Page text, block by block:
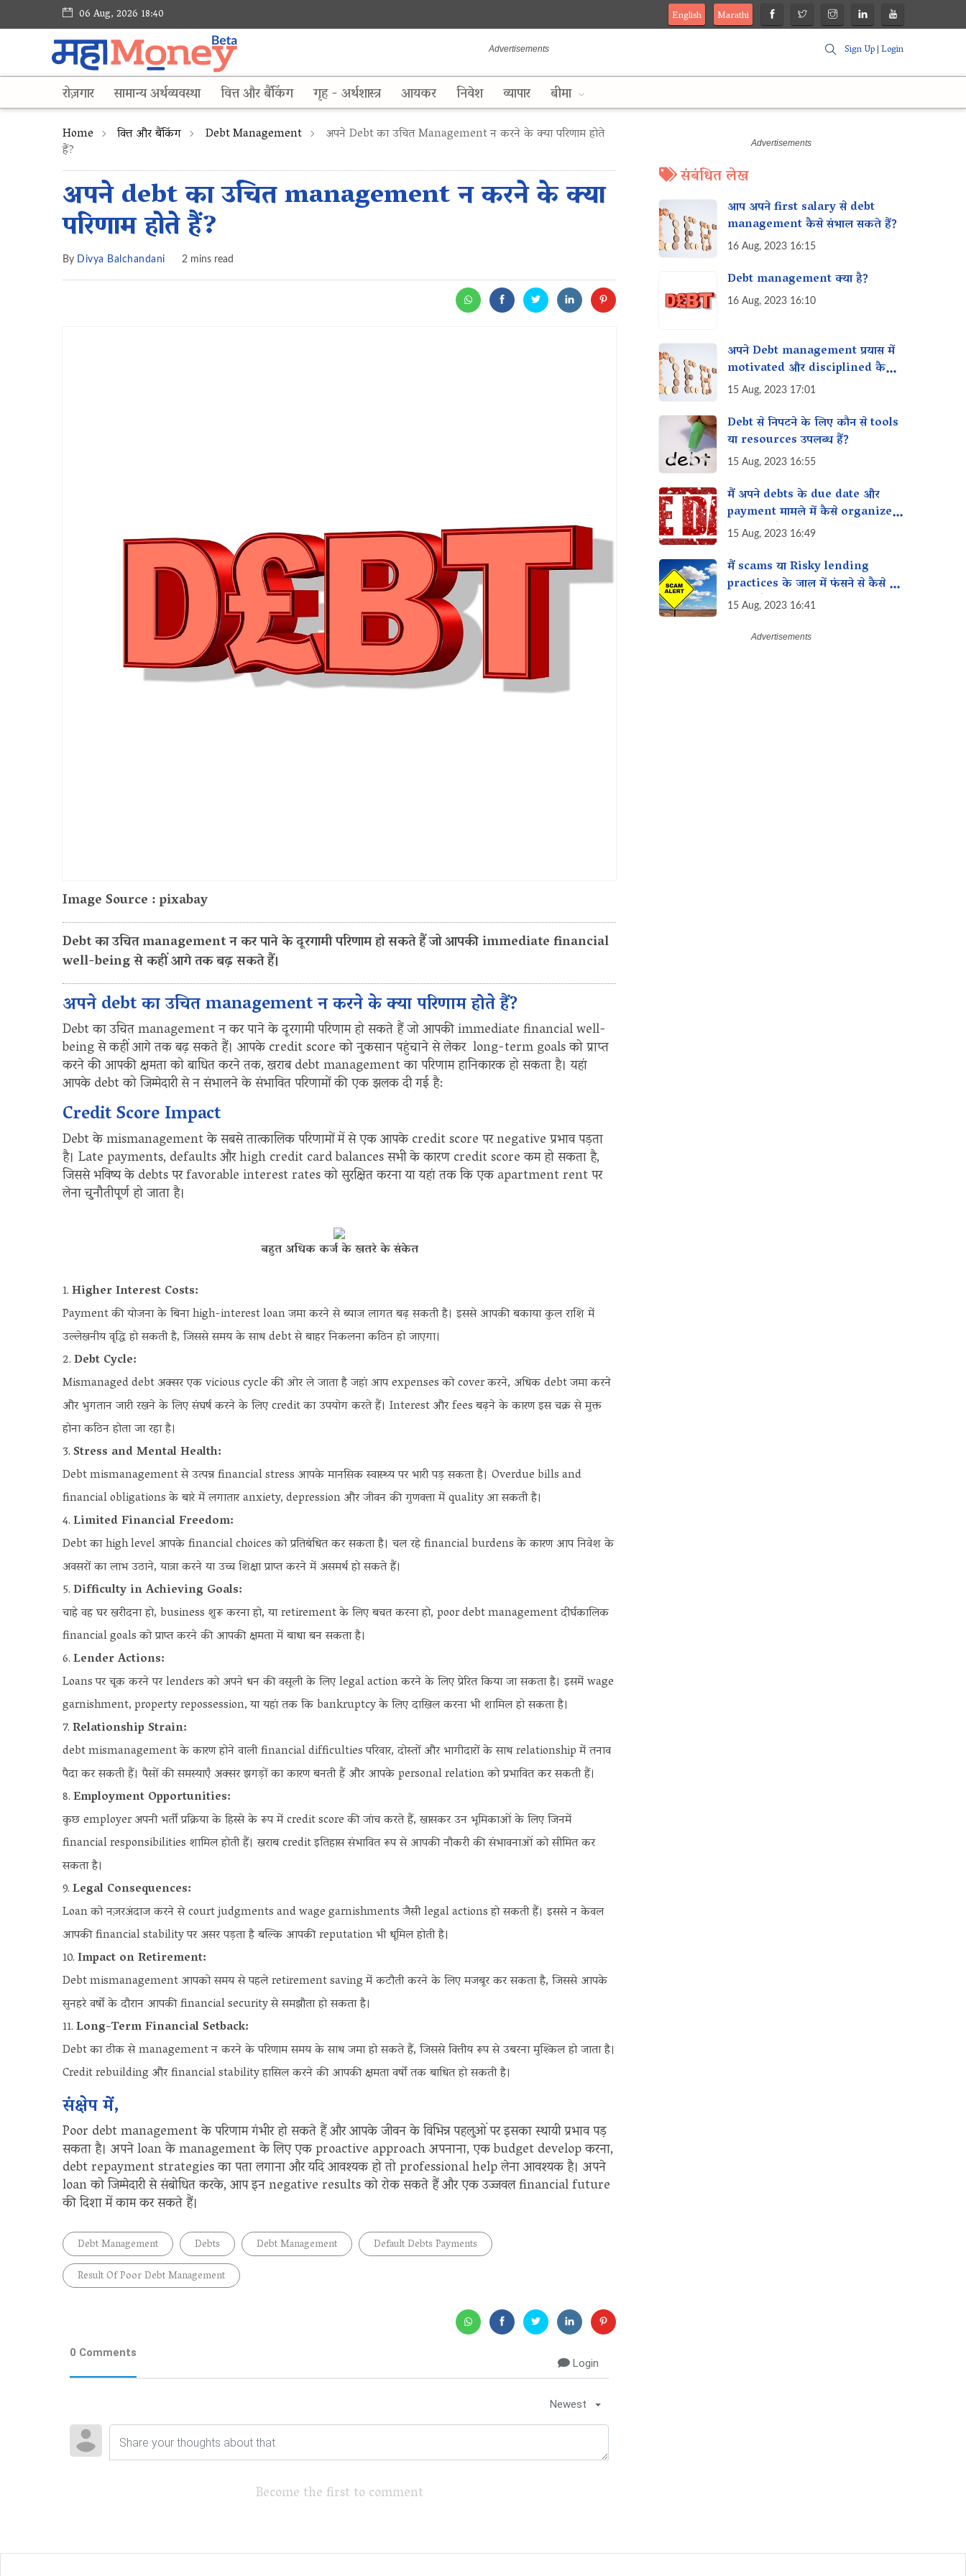
06 Aug, 2026 18:40 English
Marathi
Sign Up|Login
रोज़गार सामान्य अर्थव्यवस्था वित्त और बैंकिंग गृह - अर्थशास्त्र आयकर निवेश व्यापार बीमा
Home वित्त और बैंकिंग Debt Management अपने Debt का उचित Management न करने के क्या परिणाम होते
हैं?
अपने debt का उचित management न करने के क्या
परिणाम होते हैं?
By Divya Balchandani 2 mins read
Image Source : pixabay
Debt का उचित management न कर पाने के दूरगामी परिणाम हो सकते हैं जो आपकी immediate financial
well-being से कहीं आगे तक बढ़ सकते हैं।
अपने debt का उचित management न करने के क्या परिणाम होते हैं?
Debt का उचित management न कर पाने के दूरगामी परिणाम हो सकते हैं जो आपकी immediate financial well-
being से कहीं आगे तक बढ़ सकते हैं। आपके credit score को नुकसान पहुंचाने से लेकर long-term goals को प्राप्त
करने की आपकी क्षमता को बाधित करने तक, खराब debt management का परिणाम हानिकारक हो सकता है। यहां
आपके debt को जिम्मेदारी से न संभालने के संभावित परिणामों की एक झलक दी गई है:
Credit Score Impact
Debt के mismanagement के सबसे तात्कालिक परिणामों में से एक आपके credit score पर negative प्रभाव पड़ता
है। Late payments, defaults और high credit card balances सभी के कारण credit score कम हो सकता है,
जिससे भविष्य के debts पर favorable interest rates को सुरक्षित करना या यहां तक कि एक apartment rent पर
लेना चुनौतीपूर्ण हो जाता है।
बहुत अधिक कर्ज के खतरे के संकेत
Higher Interest Costs:
Payment की योजना के बिना high-interest loan जमा करने से ब्याज लागत बढ़ सकती है। इससे आपकी बकाया कुल राशि में
उल्लेखनीय वृद्धि हो सकती है, जिससे समय के साथ debt से बाहर निकलना कठिन हो जाएगा।
Debt Cycle:
Mismanaged debt अक्सर एक vicious cycle की ओर ले जाता है जहां आप expenses को cover करने, अधिक debt जमा करने
और भुगतान जारी रखने के लिए संघर्ष करने के लिए credit का उपयोग करते हैं। Interest और fees बढ़ने के कारण इस चक्र से मुक्त
होना कठिन होता जा रहा है।
Stress and Mental Health:
Debt mismanagement से उत्पन्न financial stress आपके मानसिक स्वास्थ्य पर भारी पड़ सकता है। Overdue bills and
financial obligations के बारे में लगातार anxiety, depression और जीवन की गुणवत्ता में quality आ सकती है।
Limited Financial Freedom:
Debt का high level आपके financial choices को प्रतिबंधित कर सकता है। चल रहे financial burdens के कारण आप निवेश के
अवसरों का लाभ उठाने, यात्रा करने या उच्च शिक्षा प्राप्त करने में असमर्थ हो सकते हैं।
Difficulty in Achieving Goals:
चाहे वह घर खरीदना हो, business शुरू करना हो, या retirement के लिए बचत करना हो, poor debt management दीर्घकालिक
financial goals को प्राप्त करने की आपकी क्षमता में बाधा बन सकता है।
Lender Actions:
Loans पर चूक करने पर lenders को अपने धन की वसूली के लिए legal action करने के लिए प्रेरित किया जा सकता है। इसमें wage
garnishment, property repossession, या यहां तक कि bankruptcy के लिए दाखिल करना भी शामिल हो सकता है।
Relationship Strain:
debt mismanagement के कारण होने वाली financial difficulties परिवार, दोस्तों और भागीदारों के साथ relationship में तनाव
पैदा कर सकती हैं। पैसों की समस्याएँ अक्सर झगड़ों का कारण बनती हैं और आपके personal relation को प्रभावित कर सकती हैं।
Employment Opportunities:
कुछ employer अपनी भर्ती प्रक्रिया के हिस्से के रूप में credit score की जांच करते हैं, खासकर उन भूमिकाओं के लिए जिनमें
financial responsibilities शामिल होती हैं। खराब credit इतिहास संभावित रूप से आपकी नौकरी की संभावनाओं को सीमित कर
सकता है।
Legal Consequences:
Loan को नज़रअंदाज करने से court judgments and wage garnishments जैसी legal actions हो सकती हैं। इससे न केवल
आपकी financial stability पर असर पड़ता है बल्कि आपकी reputation भी धूमिल होती है।
Impact on Retirement:
Debt mismanagement आपको समय से पहले retirement saving में कटौती करने के लिए मजबूर कर सकता है, जिससे आपके
सुनहरे वर्षों के दौरान आपकी financial security से समझौता हो सकता है।
Long-Term Financial Setback:
Debt का ठीक से management न करने के परिणाम समय के साथ जमा हो सकते हैं, जिससे वित्तीय रूप से उबरना मुश्किल हो जाता है।
Credit rebuilding और financial stability हासिल करने की आपकी क्षमता वर्षों तक बाधित हो सकती है।
संक्षेप में,
Poor debt management के परिणाम गंभीर हो सकते हैं और आपके जीवन के विभिन्न पहलुओं पर इसका स्थायी प्रभाव पड़
सकता है। अपने loan के management के लिए एक proactive approach अपनाना, एक budget develop करना,
debt repayment strategies का पता लगाना और यदि आवश्यक हो तो professional help लेना आवश्यक है। अपने
loan को जिम्मेदारी से संबोधित करके, आप इन negative results को रोक सकते हैं और एक उज्जवल financial future
की दिशा में काम कर सकते हैं।
Debt Management Debts Debt Management
Default Debts Payments
Result Of Poor Debt Management
0 Comments
Login
Newest
Become the first to comment
संबंधित लेख
आप अपने first salary से debt
management कैसे संभाल सकते हैं?
16 Aug, 2023 16:15
Debt management क्या है?
16 Aug, 2023 16:10
अपने Debt management प्रयास में
motivated और disciplined कैसे
रहे?
15 Aug, 2023 17:01
Debt से निपटने के लिए कौन से tools
या resources उपलब्ध हैं?
15 Aug, 2023 16:55
मैं अपने debts के due date और
payment मामले में कैसे organized
रह सकता हूँ?
15 Aug, 2023 16:49
मैं scams या Risky lending
practices के जाल में फंसने से कैसे बच
सकता हूँ?
15 Aug, 2023 16:41